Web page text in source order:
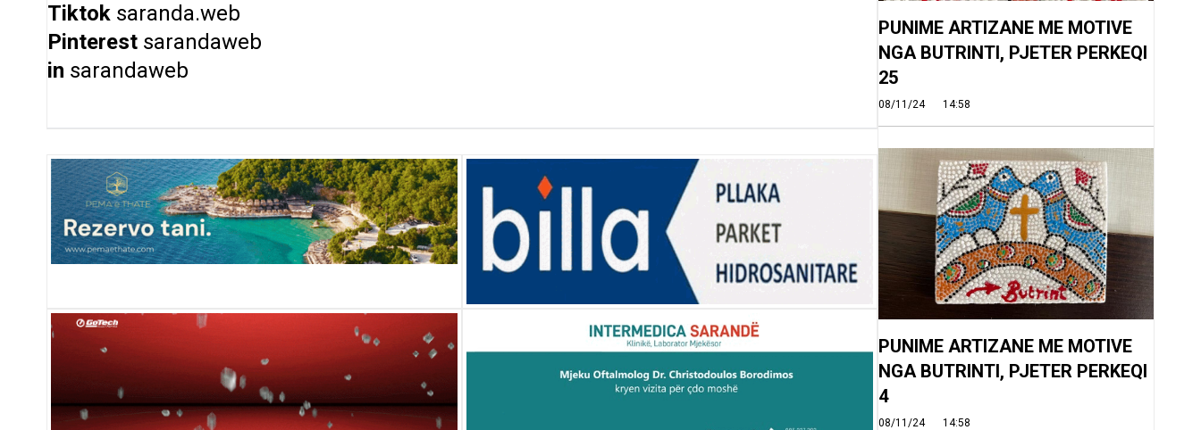
Tiktok saranda.web
Pinterest sarandaweb
in sarandaweb
PUNIME ARTIZANE ME MOTIVE
NGA BUTRINTI, PJETER PERKEQI
25
08/11/24 14:58
PUNIME ARTIZANE ME MOTIVE
NGA BUTRINTI, PJETER PERKEQI
4
08/11/24 14:58